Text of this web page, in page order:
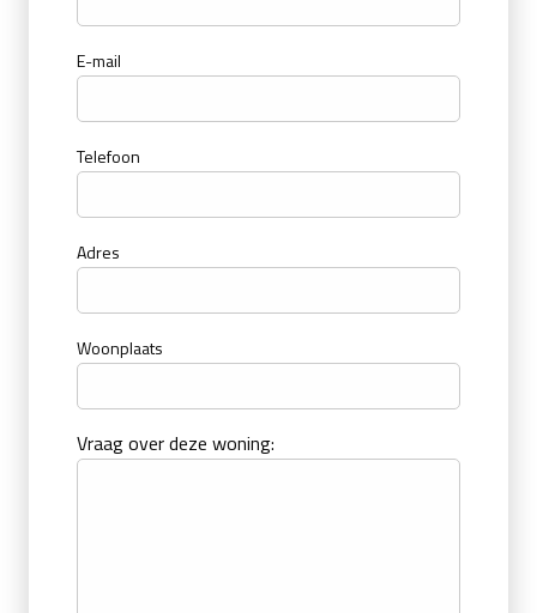
E-mail
Telefoon
Adres
Woonplaats
Vraag over deze woning: